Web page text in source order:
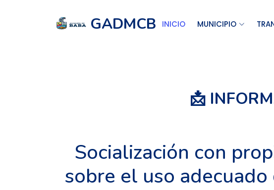
GADMCB INICIO MUNICIPIO
📩
Socialización con
sobre el uso